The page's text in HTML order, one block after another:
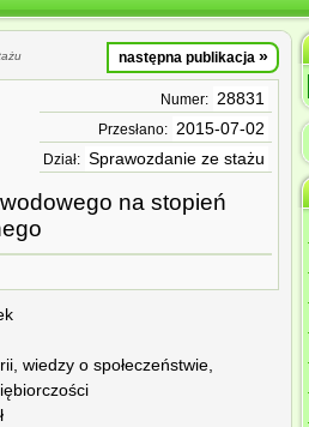
następna publikacja »
Numer: 28831
Przesłano: 2015-07-02
Dział: Sprawozdanie ze stażu
na stopień
wiedzy o społeczeństwie,